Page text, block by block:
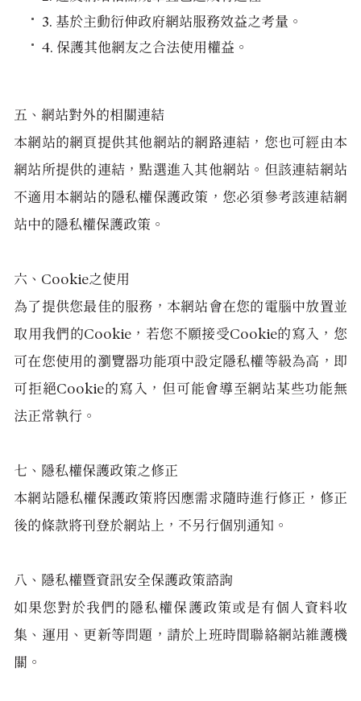
3. 基於主動衍伸政府網站服務效益之考量。
4. 保護其他網友之合法使用權益。
五、網站對外的相關連結
本網站的網頁提供其他網站的網路連結，您也可經由本
網站所提供的連結，點選進入其他網站。但該連結網站
不適用本網站的隱私權保護政策，您必須參考該連結網
站中的隱私權保護政策。
六、Cookie之使用
為了提供您最佳的服務，本網站會在您的電腦中放置並
取用我們的Cookie，若您不願接受Cookie的寫入，您
可在您使用的瀏覽器功能項中設定隱私權等級為高，即
可拒絕Cookie的寫入，但可能會導至網站某些功能無
法正常執行。
七、隱私權保護政策之修正
本網站隱私權保護政策將因應需求隨時進行修正，修正
後的條款將刊登於網站上，不另行個別通知。
八、隱私權暨資訊安全保護政策諮詢
如果您對於我們的隱私權保護政策或是有個人資料收
集、運用、更新等問題，請於上班時間聯絡網站維護機
關。